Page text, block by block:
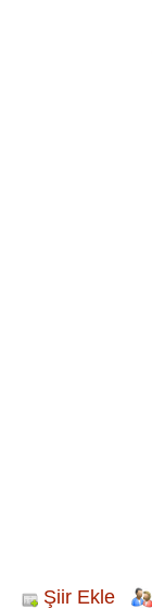
Şiir Ekle